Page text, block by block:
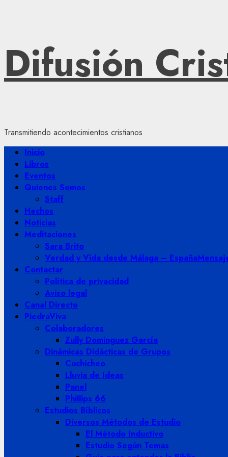
al
contenido
Difusión
Transmitiendo acontecimientos cristianos
Menú
principal
Inicio
Libros
Eventos
Quienes Somos
Staff
Hechos
Noticias
Meditaciones
Sara Brito
Verdad y Vida desde Málaga – España
Contactar
Política de privacidad
Aviso legal
Canal Directo
PiedraViva
Colaboradores
Zully Dominguez García
Dinámicas Didácticas de Grupos
Cuchicheo
Lluvia de Ideas
Panel
Phillips 66
Estudios Bíblicos
Diversos Métodos de Estudio
El Método Inductivo
Estudio Según Temas